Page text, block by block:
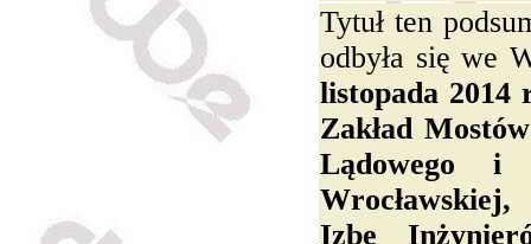
Tytuł ten
odbyła się we
listopada 2014
Zakład
Lądowego i
Izbę